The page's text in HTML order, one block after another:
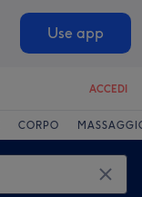
Use app
ACCEDI
CORPO